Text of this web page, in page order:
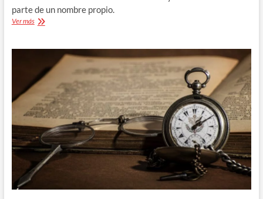
parte de un nombre propio.
Ver más«DD.
«derechos
humanos»